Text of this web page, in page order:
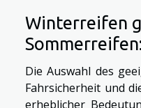
Winterreifen
Die Auswahl des
Fahrsicherheit und
erheblicher